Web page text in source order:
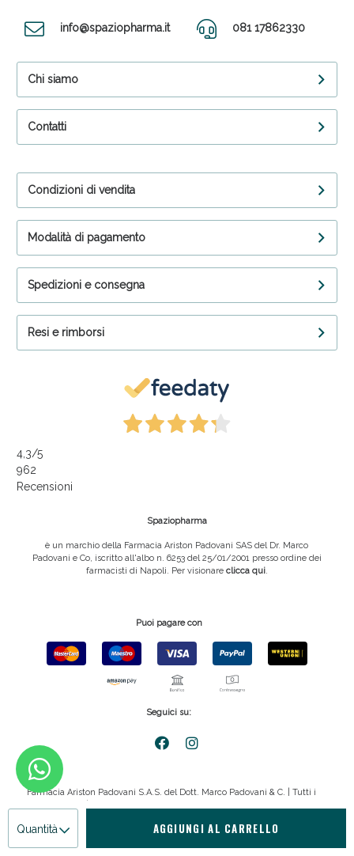
Quantità AGGIUNGI AL CARRELLO
info@spaziopharma.it 081 17862330
Chi siamo
Contatti
Condizioni di vendita
Modalità di pagamento
Spedizioni e consegna
Resi e rimborsi
4,3/5
962
Recensioni
Spaziopharma
è un marchio della Farmacia Ariston Padovani SAS del Dr. Marco
Padovani e Co, iscritto all'albo n. 6253 del 25/01/2001 presso ordine dei
farmacisti di Napoli. Per visionare clicca qui.
Puoi pagare con
Seguici su:
Farmacia Ariston Padovani S.A.S. del Dott. Marco Padovani & C. | Tutti i
Privacy policy emmemedia